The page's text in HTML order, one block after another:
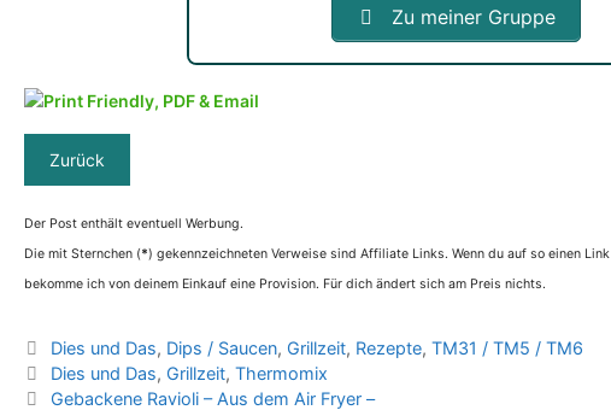
Zu meiner Gruppe
Der Post enthält eventuell Werbung.
Die mit Sternchen (*) gekennzeichneten Verweise sind Affiliate Links. Wenn du auf so einen
bekomme ich von deinem Einkauf eine Provision. Für dich ändert sich am Preis nichts.
Kategorien
Dies und Das, Dips / Saucen, Grillzeit, Rezepte, TM31 / TM5 / TM6
Schlagwörter
Dies und Das, Grillzeit, Thermomix
Gebackene Ravioli – Aus dem Air Fryer –